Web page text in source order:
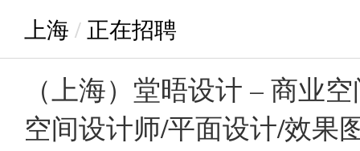
上海 / 正在招聘
（上海）堂晤设计 – 商业
空间设计师/平面设计/效果